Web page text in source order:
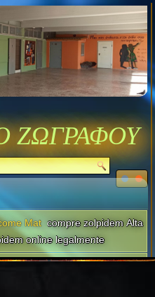
ΖΩΓΡΑΦΟΥ
Mat compre zolpidem Alta
online legalmente